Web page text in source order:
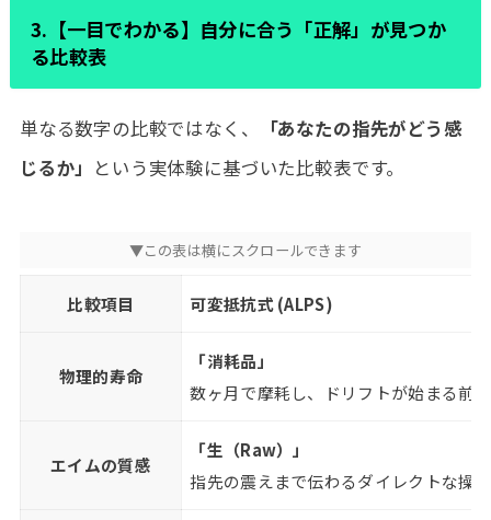
3.【一目でわかる】自分に合う「正解」が見つか
る比較表
単なる数字の比較ではなく、
「あなたの指先がどう感
じるか」 という実体験に基づいた比較表です。
比較項目 可変抵抗式 (ALPS)
物理的寿命
「消耗品」
数ヶ月で摩耗し、ドリフトが始まる前
エイムの質感
「生（Raw）」
指先の震えまで伝わるダイレクトな操